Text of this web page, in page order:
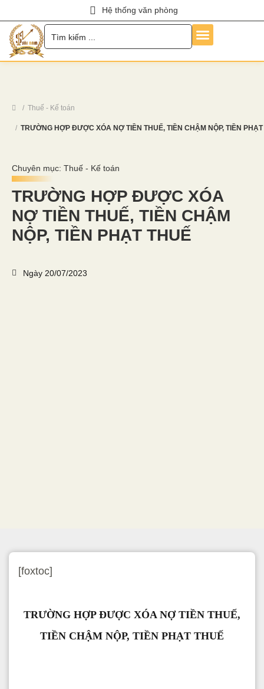
Hệ thống văn phòng
Thuế - Kế toán
TRƯỜNG HỢP ĐƯỢC XÓA NỢ TIỀN THUẾ, TIỀN CHẬM NỘP, TIỀN
Chuyên mục: Thuế - Kế toán
TRƯỜNG HỢP ĐƯỢC XÓA
NỢ TIỀN THUẾ, TIỀN CHẬM
NỘP, TIỀN PHẠT THUẾ
Ngày 20/07/2023
[foxtoc]
TRƯỜNG HỢP ĐƯỢC XÓA NỢ TIỀN THUẾ,
TIỀN CHẬM NỘP, TIỀN PHẠT THUẾ